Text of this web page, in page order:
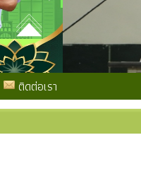
ติดต่อเรา